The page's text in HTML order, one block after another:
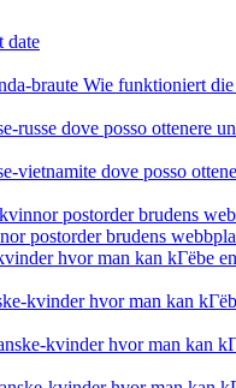
date
braute Wie funktioniert
russe dove posso ottenere
vietnamite dove posso
postorder brudens
postorder brudens
hvor man kan kГёbe en
kvinder hvor man kan
kvinder hvor man kan